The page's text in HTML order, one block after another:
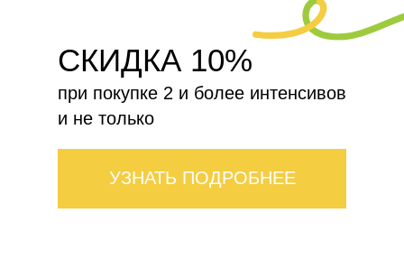
СКИДКА 10%
УЗНАТЬ ПОДРОБНЕЕ
при покупке 2 и более интенсивов
и не только